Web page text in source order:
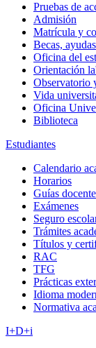
Pruebas de
Admisión
Matrícula y
Becas,
Oficina del
Orientación
Observatorio
Vida
Oficina
Biblioteca
Estudiantes
Calendario
Horarios
Guías
Exámenes
Seguro
Trámites
Títulos y
RAC
TFG
Prácticas
Idioma
Normativa
I+D+i